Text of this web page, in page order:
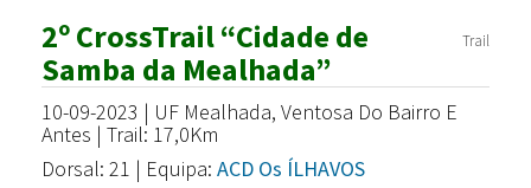
2º CrossTrail “Cidade de
Samba da Mealhada”
Trail
10-09-2023 | UF Mealhada, Ventosa Do Bairro E
Antes | Trail: 17,0Km
Dorsal: 21 | Equipa: ACD Os ÍLHAVOS